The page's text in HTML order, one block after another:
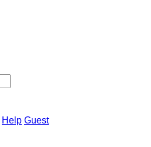
Help Guest